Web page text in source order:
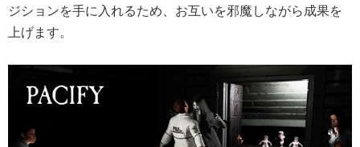
ジションを手に入れるため、お互いを邪魔しながら成果を
上げます。